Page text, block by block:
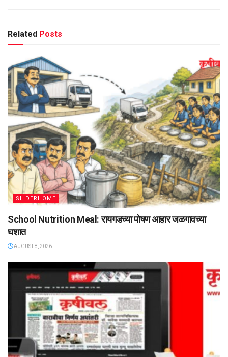
Related Posts
SLIDERHOME
School Nutrition Meal: रायगडच्या पोषण आहार जळगावच्या
घशात
AUGUST 8, 2026